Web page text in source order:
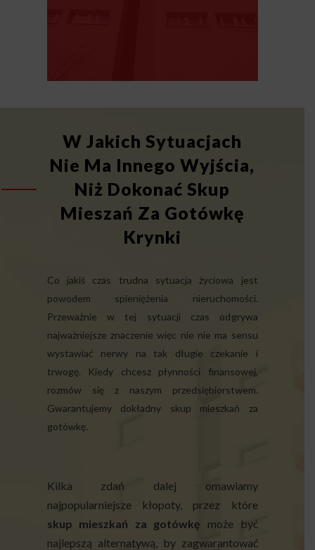
W Jakich Sytuacjach
Nie Ma Innego Wyjścia,
Niż Dokonać Skup
Mieszań Za Gotówkę
Krynki
Co jakiś czas trudna sytuacja życiowa jest
powodem spieniężenia nieruchomości.
Przeważnie w tej sytuacji czas odgrywa
najważniejsze znaczenie więc nie nie ma sensu
wystawiać nerwy na tak długie czekanie i
trwogę. Kiedy chcesz płynności finansowej,
rozmów się z naszym przedsiębiorstwem.
Gwarantujemy dokładny skup mieszkań za
gotówkę.
Kilka zdań dalej omawiamy
najpopularniejsze kłopoty, przez które
skup mieszkań za gotówkę może być
najlepszą alternatywą, by zagwarantować